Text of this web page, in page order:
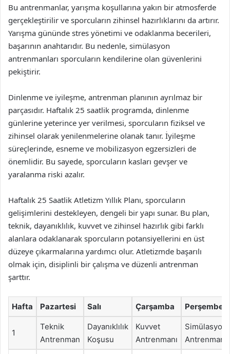
Bu antrenmanlar, yarışma koşullarına yakın bir atmosferde
gerçekleştirilir ve sporcuların zihinsel hazırlıklarını da artırır.
Yarışma gününde stres yönetimi ve odaklanma becerileri,
başarının anahtarıdır. Bu nedenle, simülasyon
antrenmanları sporcuların kendilerine olan güvenlerini
pekiştirir.
Dinlenme ve iyileşme, antrenman planının ayrılmaz bir
parçasıdır. Haftalık 25 saatlik programda, dinlenme
günlerine yeterince yer verilmesi, sporcuların fiziksel ve
zihinsel olarak yenilenmelerine olanak tanır. İyileşme
süreçlerinde, esneme ve mobilizasyon egzersizleri de
önemlidir. Bu sayede, sporcuların kasları gevşer ve
yaralanma riski azalır.
Haftalık 25 Saatlik Atletizm Yıllık Planı, sporcuların
gelişimlerini destekleyen, dengeli bir yapı sunar. Bu plan,
teknik, dayanıklılık, kuvvet ve zihinsel hazırlık gibi farklı
alanlara odaklanarak sporcuların potansiyellerini en üst
düzeye çıkarmalarına yardımcı olur. Atletizmde başarılı
olmak için, disiplinli bir çalışma ve düzenli antrenman
şarttır.
Hafta Pazartesi Salı Çarşamba Perşembe
1
Teknik
Antrenman
Dayanıklılık
Koşusu
Kuvvet
Antrenmanı
Simülasyon
Antrenmanı